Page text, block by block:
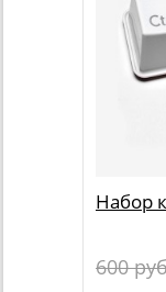
Набор
600